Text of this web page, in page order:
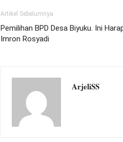
Artikel Sebelumnya
Pemilihan BPD Desa Biyuku. Ini
Imron Rosyadi
ArjeliSS